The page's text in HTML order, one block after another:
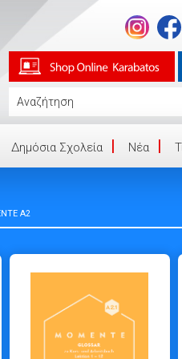
Δημόσια Σχολεία Νέα
A2